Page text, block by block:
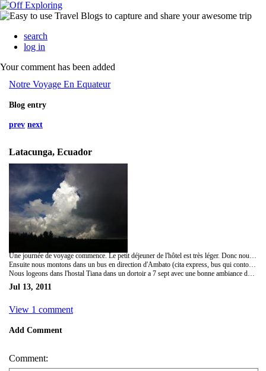
search
log in
Your comment has been added
Notre Voyage En Equateur
Blog entry
prev next
Latacunga, Ecuador
Une journée de voyage commence. Le petit déjeuner de l'hôtel est très léger. Donc nous prenons des donuts pour se consoler. On discute a nouveau avec un couple de français rencontré la veille: ils terminent un voyage d'un an dans deux jours, on était un Asie et en Amérique du sud et retournent a Caen... C très passionnant d'échanger de récits de voyages avec eux.
Ensuite nous montons dans un bus en direction d'Ambato (cita express, bus qui contourne Quito) et nous descendons après 4h30 de voyage a Latacunga.
Nous logeons dans l'hostal Tiana dans un dortoir a 7 sept avec une bonne ambiance de backpackers. Le repas du soir laisse a désirer, nous espérons ne pas tomber malade. Demain nous partirons pour le parc naturel du volcan de Cotopaxi.
Jul 13, 2011
View 1 comment
Add Comment
Comment: